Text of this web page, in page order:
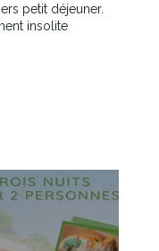
petit déjeuner.
insolite